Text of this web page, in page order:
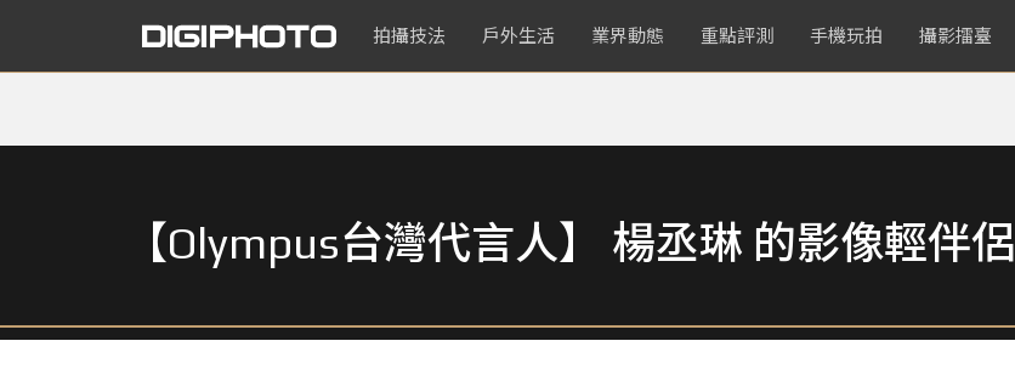
拍攝技法 戶外生活 業界動態 重點評測 手機玩拍 攝影擂臺
【Olympus台灣代言人】 楊丞琳 的影像輕伴侶